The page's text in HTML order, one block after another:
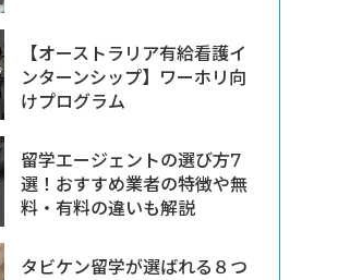
【オーストラリア有給看護イ
ンターンシップ】ワーホリ向
けプログラム
留学エージェントの選び方7
選！おすすめ業者の特徴や無
料・有料の違いも解説
タビケン留学が選ばれる８つ